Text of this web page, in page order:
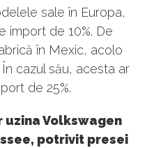
sale în Europa,
import de 10%. De
în Mexic, acolo
cazul său, acesta ar
de 25%.
uzina Volkswagen
potrivit presei